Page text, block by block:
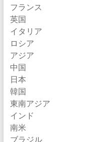
フランス
英国
イタリア
ロシア
アジア
中国
日本
韓国
東南アジア
インド
南米
ブラジル